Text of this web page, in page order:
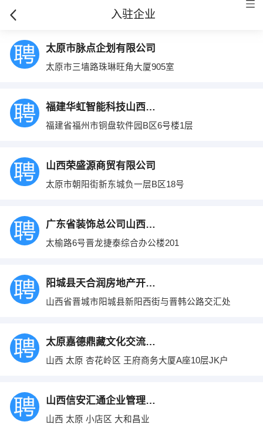
入驻企业
太原市脉点企划有限公司
太原市三墙路珠琳旺角大厦905室
福建华虹智能科技山西分公司
福建省福州市铜盘软件园B区6号楼1层
山西荣盛源商贸有限公司
太原市朝阳街新东城负一层B区18号
广东省装饰总公司山西分公司
太榆路6号晋龙捷泰综合办公楼201
阳城县天合润房地产开发有限公司
山西省晋城市阳城县新阳西街与晋韩公路交汇处
太原嘉德鼎藏文化交流有限公司
山西 太原 杏花岭区 王府商务大厦A座10层JK户
山西信安汇通企业管理咨询有限公司
山西 太原 小店区 大和昌业